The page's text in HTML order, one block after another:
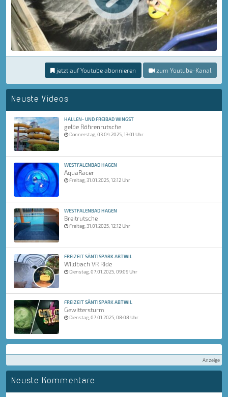
jetzt auf Youtube abonnieren zum Youtube-Kanal
Neuste Videos
HALLEN- UND FREIBAD WINGST
gelbe Röhrenrutsche
Donnerstag, 03.04.2025, 13:01 Uhr
WESTFALENBAD HAGEN
AquaRacer
Freitag, 31.01.2025, 12:12 Uhr
WESTFALENBAD HAGEN
Breitrutsche
Freitag, 31.01.2025, 12:12 Uhr
FREIZEIT SÄNTISPARK ABTWIL
Wildbach VR Ride
Dienstag, 07.01.2025, 09:09 Uhr
FREIZEIT SÄNTISPARK ABTWIL
Gewittersturm
Dienstag, 07.01.2025, 08:08 Uhr
Anzeige
Neuste Kommentare